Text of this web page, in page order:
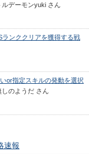
ルデーモンyuki さん
ランククリアを獲得する戦
or指定スキルの発動を選択
しのようだ さん
速報